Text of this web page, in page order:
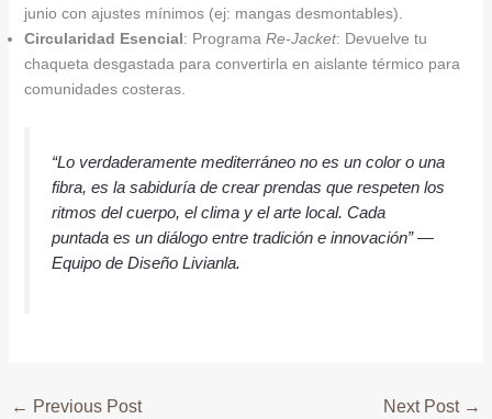
junio con ajustes mínimos (ej: mangas desmontables).
Circularidad Esencial: Programa Re-Jacket: Devuelve tu
chaqueta desgastada para convertirla en aislante térmico para
comunidades costeras.
“Lo verdaderamente mediterráneo no es un color o una
fibra, es la sabiduría de crear prendas que respeten los
ritmos del cuerpo, el clima y el arte local. Cada
puntada es un diálogo entre tradición e innovación”—
Equipo de Diseño Livianla.
← Previous Post Next Post →